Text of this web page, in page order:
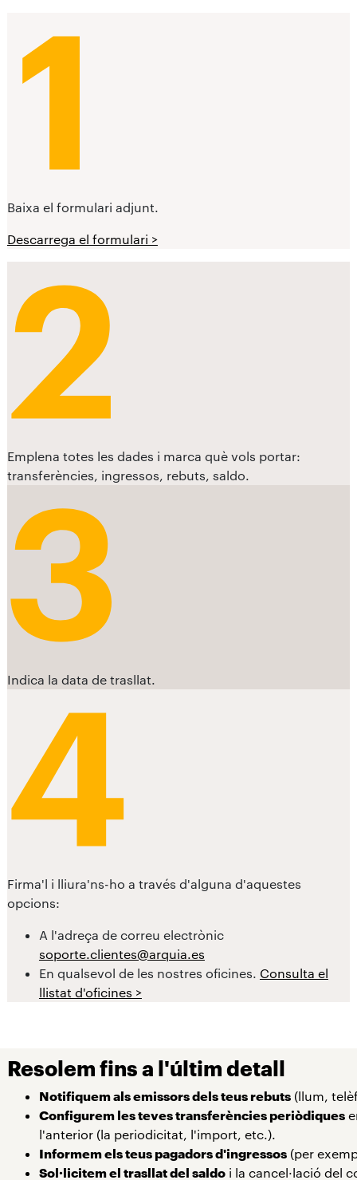
Baixa el formulari adjunt.
Descarrega el formulari >
Emplena totes les dades i marca què vols portar:
transferències, ingressos, rebuts, saldo.
Indica la data de trasllat.
Firma'l i lliura'ns-ho a través d'alguna d'aquestes
opcions:
A l'adreça de correu electrònic
soporte.clientes@arquia.es
En qualsevol de les nostres oficines. Consulta el
llistat d'oficines >
Resolem fins a l'últim detall
Notifiquem als emissors dels teus rebuts(llum,
Configurem les teves transferències periòdiques
l'anterior (la periodicitat, l'import, etc.).
Informem els teus pagadors d'ingressos(per
Sol·licitem el trasllat del saldoi la cancel·lació del